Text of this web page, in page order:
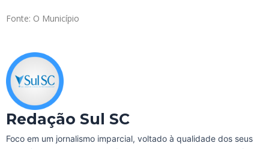
Fonte: O Município
Redação Sul SC
Foco em um jornalismo imparcial, voltado à qualidade dos seus